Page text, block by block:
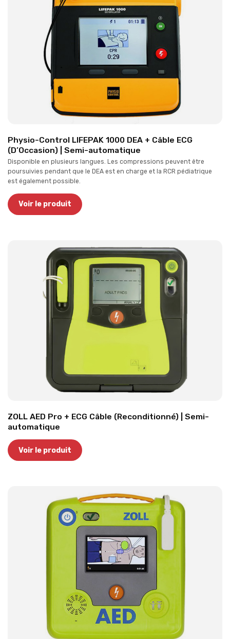
Physio-Control LIFEPAK 1000 DEA + Câble ECG
(D’Occasion) | Semi-automatique
Disponible en plusieurs langues. Les compressions peuvent être
poursuivies pendant que le DEA est en charge et la RCR pédiatrique
est également possible.
Voir le produit
ZOLL AED Pro + ECG Câble (Reconditionné) | Semi-
automatique
Voir le produit